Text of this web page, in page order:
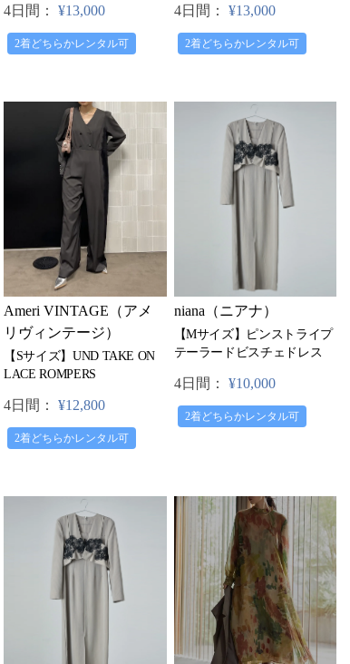
4日間： ¥13,000
2着どちらかレンタル可
4日間： ¥13,000
2着どちらかレンタル可
Ameri VINTAGE（アメ
リヴィンテージ）
【Sサイズ】UND TAKE ON
LACE ROMPERS
4日間： ¥12,800
2着どちらかレンタル可
niana（ニアナ）
【Mサイズ】ピンストライプ
テーラードビスチェドレス
4日間： ¥10,000
2着どちらかレンタル可